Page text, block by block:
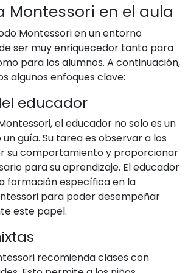
Montessori en el aula
Montessori en un entorno
ser muy enriquecedor tanto para
para los alumnos. A continuación,
algunos enfoques clave:
educador
el educador no solo es un
guía. Su tarea es observar a los
su comportamiento y proporcionar
para su aprendizaje. El educador
formación específica en la
para poder desempeñar
este papel.
recomienda clases con